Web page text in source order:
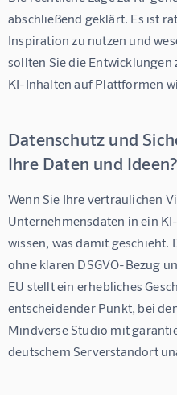
abschließend geklärt. Es ist
Inspiration zu nutzen und
sollten Sie die
KI-Inhalten auf Plattformen
Datenschutz und
Ihre Daten und Ideen?
Wenn Sie Ihre vertraulichen
Unternehmensdaten in ein
wissen, was damit
ohne klaren DSGVO-Bezug
EU stellt ein erhebliches
entscheidender Punkt, bei
Mindverse Studio mit
deutschem Serverstandort